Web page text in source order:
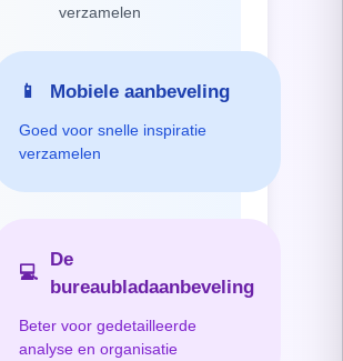
verzamelen
📱 Mobiele aanbeveling
Goed voor snelle inspiratie
verzamelen
💻
De
bureaubladaanbeveling
Beter voor gedetailleerde
analyse en organisatie